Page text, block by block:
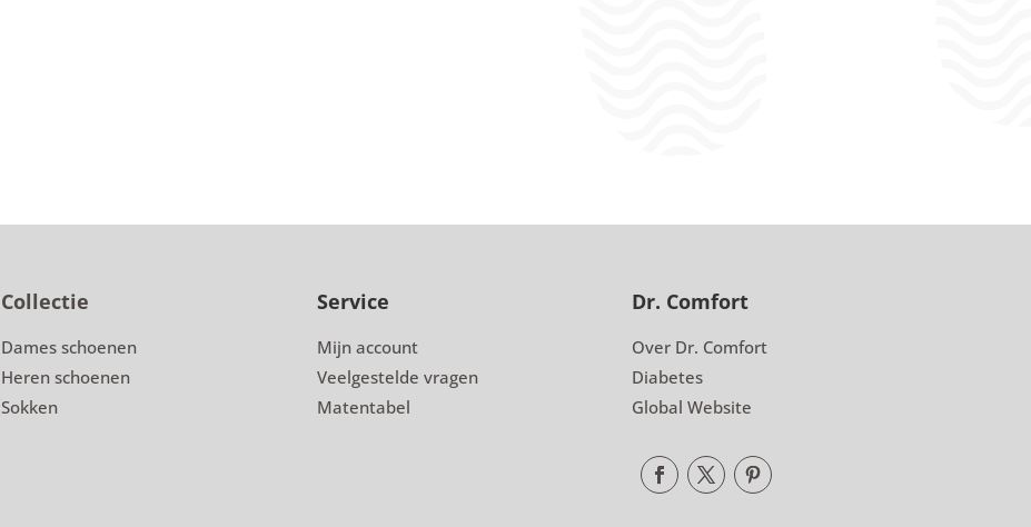
Collectie
Dames schoenen
Heren schoenen
Sokken
Service
Mijn account
Veelgestelde vragen
Matentabel
Dr. Comfort
Over Dr. Comfort
Diabetes
Global Website